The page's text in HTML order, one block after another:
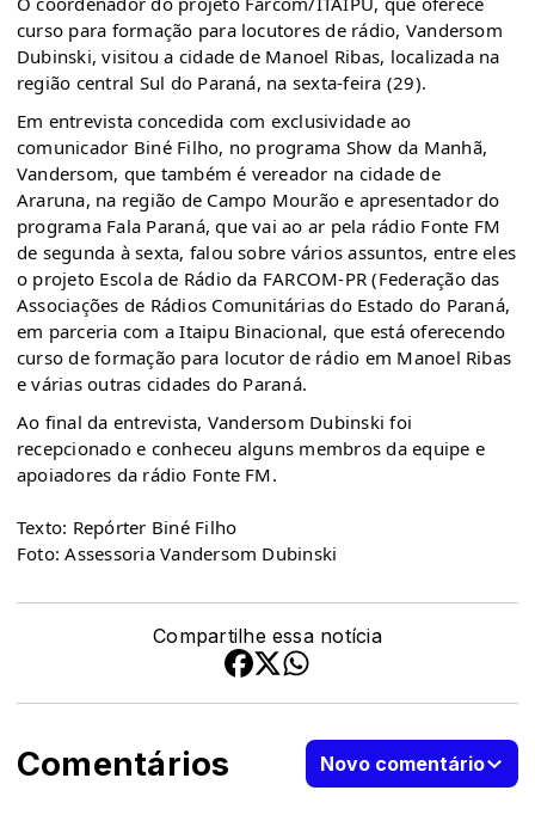
curso para formação para locutores de rádio, Vandersom
Dubinski, visitou a cidade de Manoel Ribas, localizada na
região central Sul do Paraná, na sexta-feira (29).
Em entrevista concedida com exclusividade ao
comunicador Biné Filho, no programa Show da Manhã,
Vandersom, que também é vereador na cidade de
Araruna, na região de Campo Mourão e apresentador do
programa Fala Paraná, que vai ao ar pela rádio Fonte FM
de segunda à sexta, falou sobre vários assuntos, entre eles
o projeto Escola de Rádio da FARCOM-PR (Federação das
Associações de Rádios Comunitárias do Estado do Paraná,
em parceria com a Itaipu Binacional, que está oferecendo
curso de formação para locutor de rádio em Manoel Ribas
e várias outras cidades do Paraná.
Ao final da entrevista, Vandersom Dubinski foi
recepcionado e conheceu alguns membros da equipe e
apoiadores da rádio Fonte FM.
Texto: Repórter Biné Filho
Foto: Assessoria Vandersom Dubinski
Compartilhe essa notícia
Comentários Novo comentário